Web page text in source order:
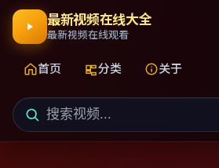
最新视频在线大全
最新视频在线观看
首页 分类 关于